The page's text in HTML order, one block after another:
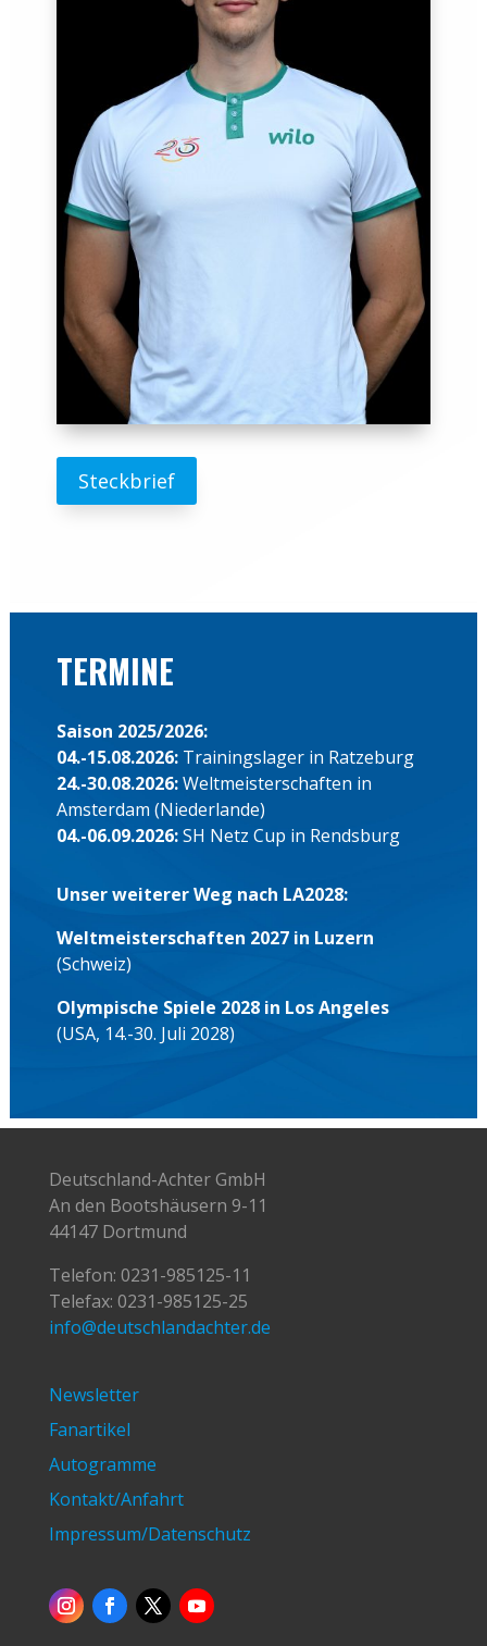
Steckbrief
TERMINE
Saison 2025/2026:
04.-15.08.2026: Trainingslager in Ratzeburg
24.-30.08.2026:Weltmeisterschaften in
Amsterdam (Niederlande)
04.-06.09.2026:SH Netz Cup in Rendsburg
Unser weiterer Weg nach LA2028:
Weltmeisterschaften 2027 in Luzern
(Schweiz)
Olympische Spiele 2028 in Los Angeles
(USA, 14.-30. Juli 2028)
Deutschland-Achter GmbH
An den Bootshäusern 9-11
44147 Dortmund
Telefon: 0231-985125-11
Telefax: 0231-985125-25
info@deutschlandachter.de
Newsletter
Fanartikel
Autogramme
Kontakt/Anfahrt
Impressum/Datenschutz